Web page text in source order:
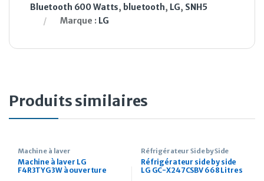
Bluetooth 600 Watts, bluetooth, LG, SNH5
Marque : LG
Produits similaires
Machine à laver
Machine à laver LG
F4R3TYG3W à ouverture
Réfrigérateur Side by Side
Réfrigérateur side by side
LG GC-X247CSBV 668 Litres